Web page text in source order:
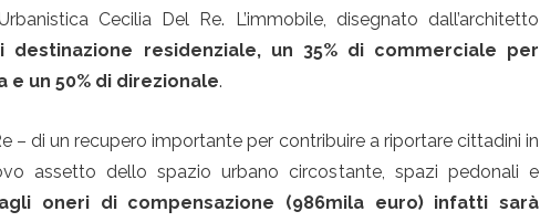
Cecilia Del Re. L’immobile, disegnato dall’architetto
destinazione residenziale, un 35% di commerciale per
un 50% di direzionale.
– di un recupero importante per contribuire a riportare cittadini in
assetto dello spazio urbano circostante, spazi pedonali e
oneri di compensazione (986mila euro) infatti sarà